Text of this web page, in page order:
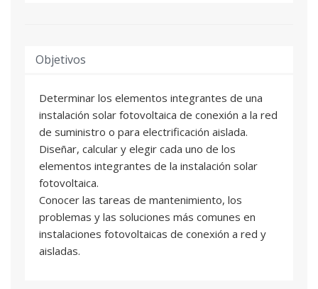
Objetivos
Determinar los elementos integrantes de una
instalación solar fotovoltaica de conexión a la red
de suministro o para electrificación aislada.
Diseñar, calcular y elegir cada uno de los
elementos integrantes de la instalación solar
fotovoltaica.
Conocer las tareas de mantenimiento, los
problemas y las soluciones más comunes en
instalaciones fotovoltaicas de conexión a red y
aisladas.